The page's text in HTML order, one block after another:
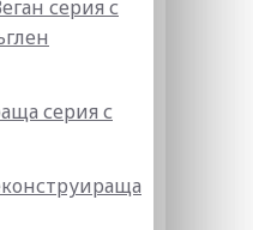
серия с
серия с